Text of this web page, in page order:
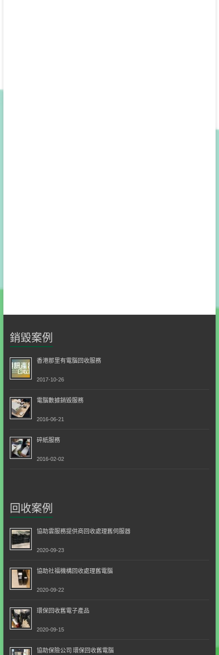
銷毀案例
香港那里有電腦回收服務
2017-10-26
電腦數據銷毀服務
2016-06-21
碎紙服務
2016-02-02
回收案例
協助雲服務提供商回收處理舊伺服器
2020-09-23
協助社福機構回收處理舊電腦
2020-09-22
環保回收舊電子產品
2020-09-15
協助保險公司 環保回收舊電腦